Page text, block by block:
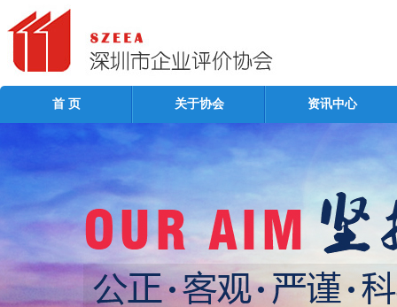
首 页 关于协会 资讯中心